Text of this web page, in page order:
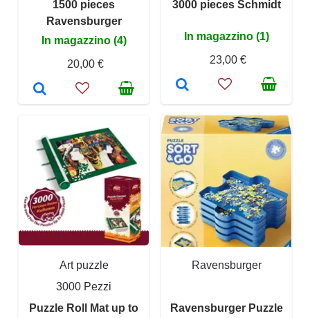
1500 pieces
Ravensburger
In magazzino (4)
20,00 €
3000 pieces Schmidt
In magazzino (1)
23,00 €
Art puzzle
3000 Pezzi
Puzzle Roll Mat up to
Ravensburger
Ravensburger Puzzle